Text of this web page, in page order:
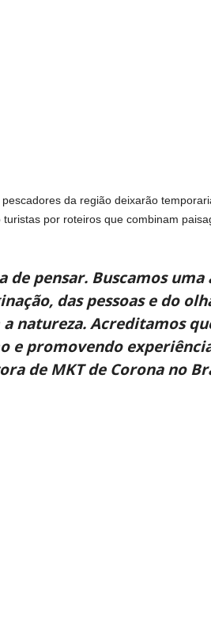
da região deixarão
por roteiros que combinam
de pensar. Buscamos
das pessoas e do
natureza. Acreditamos
promovendo
de MKT de Corona no